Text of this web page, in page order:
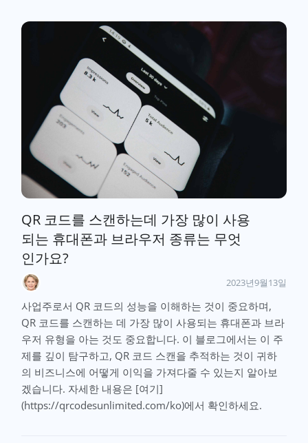
QR 코드를 스캔하는데 가장 많이 사용
되는 휴대폰과 브라우저 종류는 무엇
인가요?
2023년9월13일
사업주로서 QR 코드의 성능을 이해하는 것이 중요하며,
QR 코드를 스캔하는 데 가장 많이 사용되는 휴대폰과 브라
우저 유형을 아는 것도 중요합니다. 이 블로그에서는 이 주
제를 깊이 탐구하고, QR 코드 스캔을 추적하는 것이 귀하
의 비즈니스에 어떻게 이익을 가져다줄 수 있는지 알아보
겠습니다. 자세한 내용은 [여기]
(https://qrcodesunlimited.com/ko)에서 확인하세요.